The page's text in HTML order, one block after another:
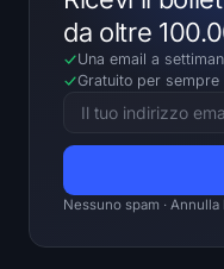
da oltre
Una email a
Gratuito per sempre
Nessuno spam ·